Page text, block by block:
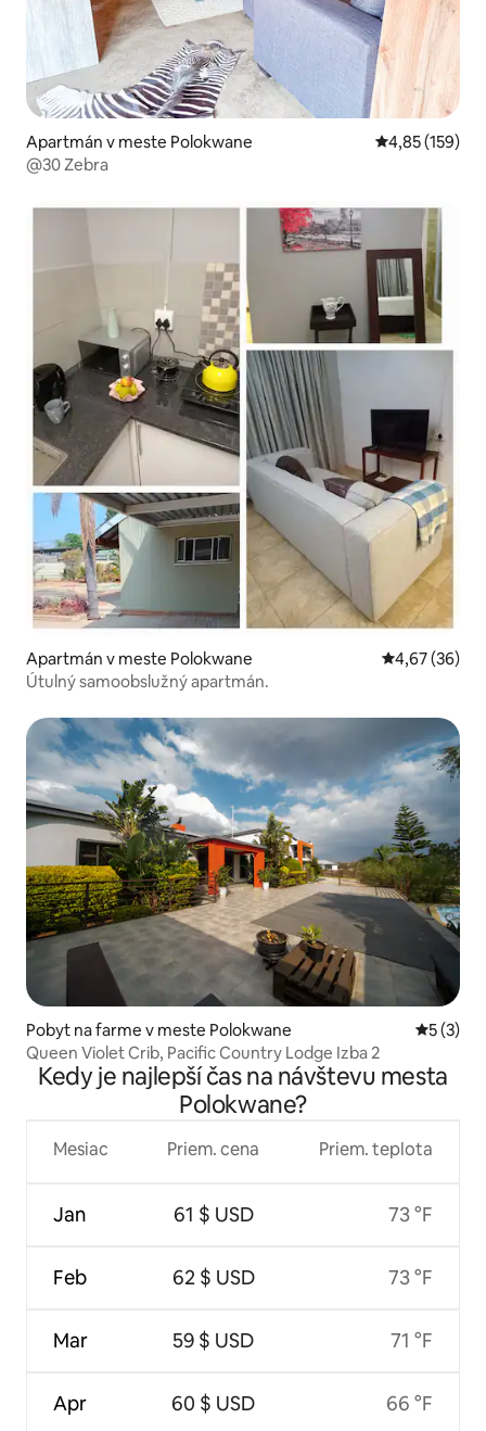
Apartmán v meste Polokwane Priemerné
4,85 (159)
@30 Zebra
Apartmán v meste Polokwane Priemerné
4,67 (36)
Útulný samoobslužný apartmán.
Pobyt na farme v meste Polokwane
5 (3)
Queen Violet Crib, Pacific Country Lodge Izba 2
Kedy je najlepší čas na návštevu mesta
Polokwane?
Mesiac
Jan
Feb
Mar
Apr
Priem. cena
61 $ USD
62 $ USD
59 $ USD
60 $ USD
Priem. teplota
73 °F
73 °F
71 °F
66 °F